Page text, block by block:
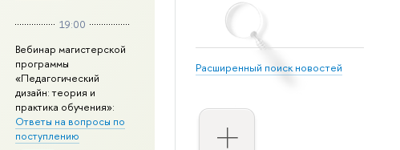
Расширенный поиск новостей
19:00
Вебинар магистерской
программы
«Педагогический
дизайн: теория и
практика обучения»:
Ответы на вопросы по
поступлению